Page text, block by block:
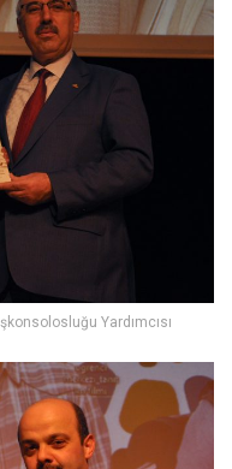
Yardımcısı